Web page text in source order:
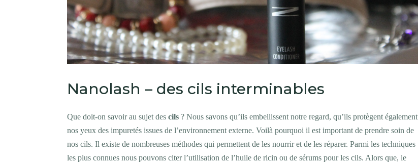
Nanolash – des cils interminables
Que doit-on savoir au sujet des cils ? Nous savons qu’ils embellissent notre regard, qu’ils protègent également
nos yeux des impuretés issues de l’environnement externe. Voilà pourquoi il est important de prendre soin de
nos cils. Il existe de nombreuses méthodes qui permettent de les nourrir et de les réparer. Parmi les techniques
les plus connues nous pouvons citer l’utilisation de l’huile de ricin ou de sérums pour les cils. Alors que, le